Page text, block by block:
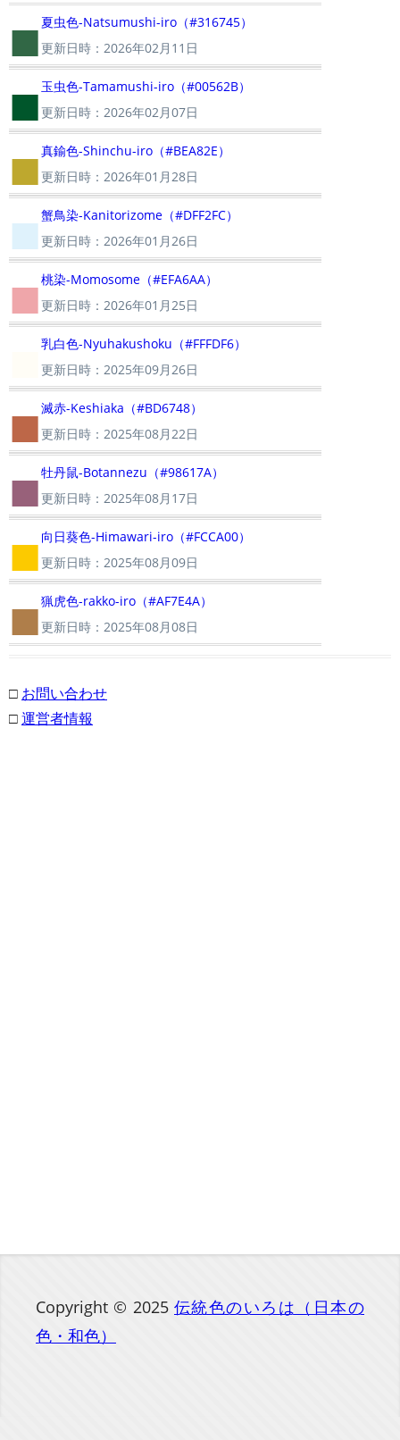
■ 夏虫色-Natsumushi-iro（#316745）
更新日時：2026年02月11日
■ 玉虫色-Tamamushi-iro（#00562B）
更新日時：2026年02月07日
■真鍮色-Shinchu-iro（#BEA82E）
更新日時：2026年01月28日
■ 蟹鳥染-Kanitorizome（#DFF2FC）
更新日時：2026年01月26日
■桃染-Momosome（#EFA6AA）
更新日時：2026年01月25日
乳白色-Nyuhakushoku（#FFFDF6）
更新日時：2025年09月26日
■滅赤-Keshiaka（#BD6748）
更新日時：2025年08月22日
■牡丹鼠-Botannezu（#98617A）
更新日時：2025年08月17日
■ 向日葵色-Himawari-iro（#FCCA00）
更新日時：2025年08月09日
■猟虎色-rakko-iro（#AF7E4A）
更新日時：2025年08月08日
□ お問い合わせ
□運営者情報
Copyright © 2025 伝統色のいろは（日本の
色・和色）